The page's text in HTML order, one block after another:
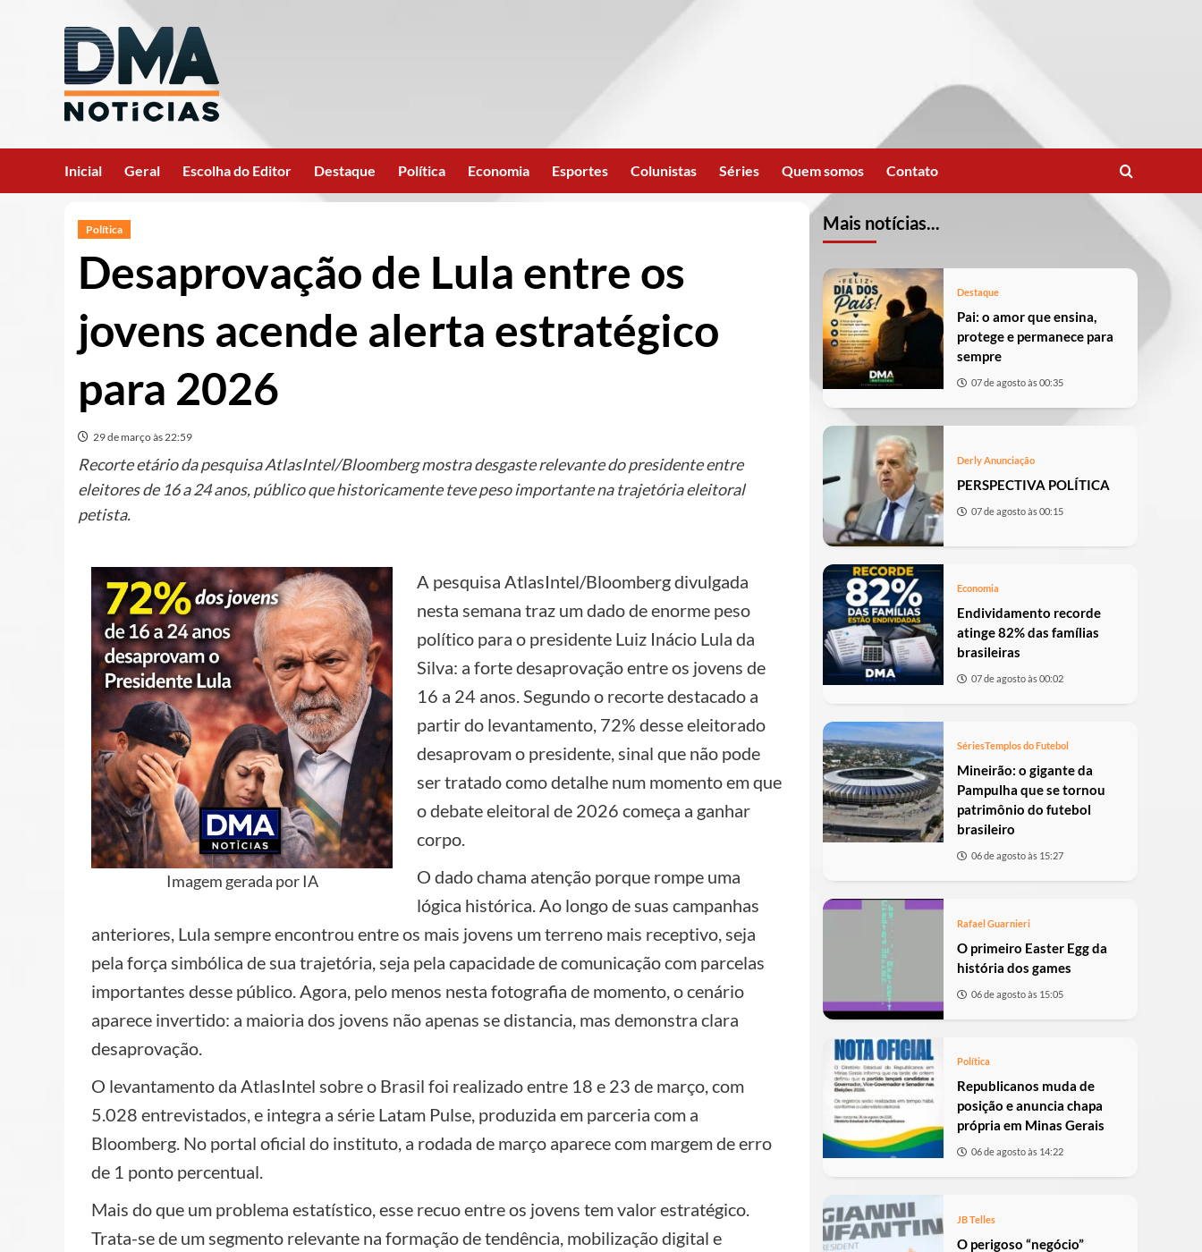
Inicial Geral Escolha do Editor Destaque Política Economia Esportes Colunistas Séries Quem somos Contato
Política
Desaprovação de Lula entre os
jovens acende alerta estratégico
para 2026
29 de março às 22:59
Recorte etário da pesquisa AtlasIntel/Bloomberg mostra desgaste relevante do presidente entre
eleitores de 16 a 24 anos, público que historicamente teve peso importante na trajetória eleitoral
petista.
Imagem gerada por IA
A pesquisa AtlasIntel/Bloomberg divulgada
nesta semana traz um dado de enorme peso
político para o presidente Luiz Inácio Lula da
Silva: a forte desaprovação entre os jovens de
16 a 24 anos. Segundo o recorte destacado a
partir do levantamento, 72% desse eleitorado
desaprovam o presidente, sinal que não pode
ser tratado como detalhe num momento em que
o debate eleitoral de 2026 começa a ganhar
corpo.
O dado chama atenção porque rompe uma
lógica histórica. Ao longo de suas campanhas
anteriores, Lula sempre encontrou entre os mais jovens um terreno mais receptivo, seja
pela força simbólica de sua trajetória, seja pela capacidade de comunicação com parcelas
importantes desse público. Agora, pelo menos nesta fotografia de momento, o cenário
aparece invertido: a maioria dos jovens não apenas se distancia, mas demonstra clara
desaprovação.
O levantamento da AtlasIntel sobre o Brasil foi realizado entre 18 e 23 de março, com
5.028 entrevistados, e integra a série Latam Pulse, produzida em parceria com a
Bloomberg. No portal oficial do instituto, a rodada de março aparece com margem de erro
de 1 ponto percentual.
Mais do que um problema estatístico, esse recuo entre os jovens tem valor estratégico.
Trata-se de um segmento relevante na formação de tendência, mobilização digital e
Mais notícias...
Destaque
Pai: o amor que ensina,
protege e permanece para
sempre
07 de agosto às 00:35
Derly Anunciação
PERSPECTIVA POLÍTICA
07 de agosto às 00:15
Economia
Endividamento recorde
atinge 82% das famílias
brasileiras
07 de agosto às 00:02
SériesTemplos do Futebol
Mineirão: o gigante da
Pampulha que se tornou
patrimônio do futebol
brasileiro
06 de agosto às 15:27
Rafael Guarnieri
O primeiro Easter Egg da
história dos games
06 de agosto às 15:05
Política
Republicanos muda de
posição e anuncia chapa
própria em Minas Gerais
06 de agosto às 14:22
JB Telles
O perigoso “negócio”